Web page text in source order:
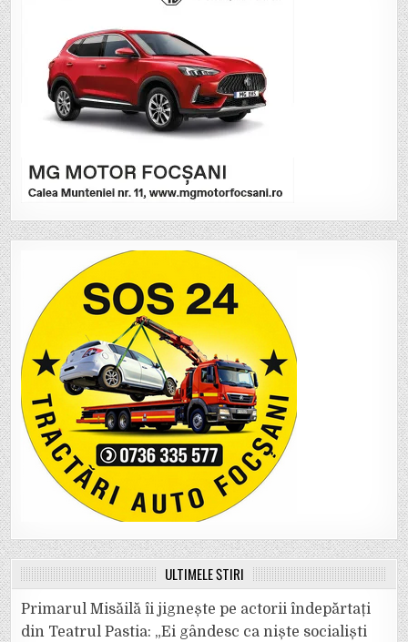
ULTIMELE ȘTIRI
Primarul Misăilă îi jignește pe actorii îndepărtați
din Teatrul Pastia: „Ei gândesc ca niște socialiști